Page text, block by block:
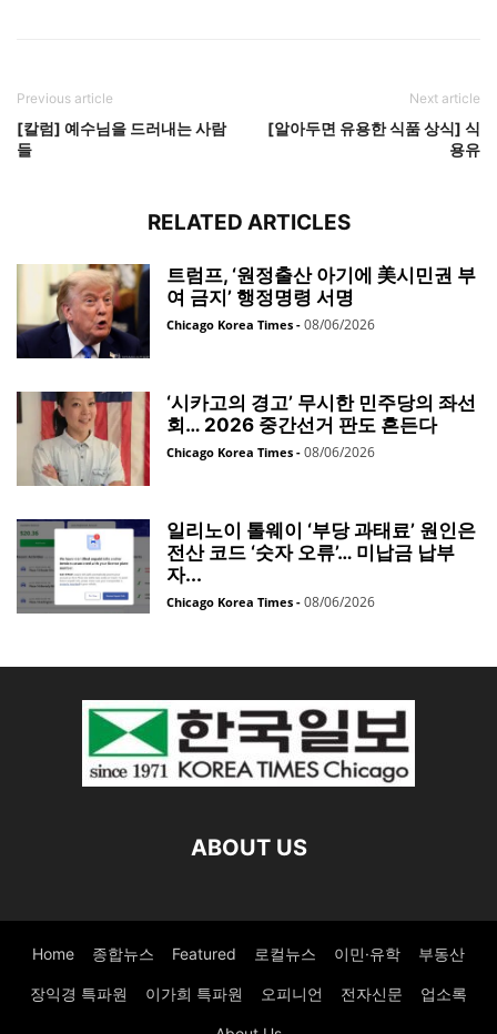
Previous article
[칼럼] 예수님을 드러내는 사람
들
Next article
[알아두면 유용한 식품 상식] 식
용유
RELATED ARTICLES
트럼프, ‘원정출산 아기에 美시민권 부
여 금지’ 행정명령 서명
Chicago Korea Times - 08/06/2026
‘시카고의 경고’ 무시한 민주당의 좌선
회… 2026 중간선거 판도 흔든다
Chicago Korea Times - 08/06/2026
일리노이 톨웨이 ‘부당 과태료’ 원인은
전산 코드 ‘숫자 오류’… 미납금 납부
자...
Chicago Korea Times - 08/06/2026
ABOUT US
Home 종합뉴스 Featured 로컬뉴스 이민·유학 부동산
장익경 특파원 이가희 특파원 오피니언 전자신문 업소록